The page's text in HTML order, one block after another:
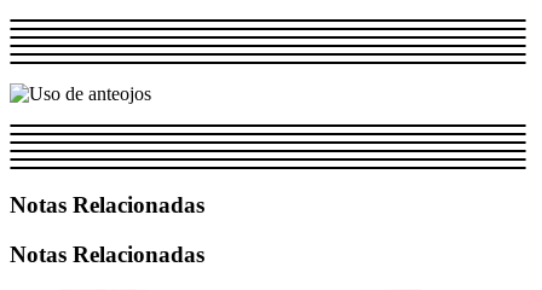
Notas Relacionadas
Notas Relacionadas